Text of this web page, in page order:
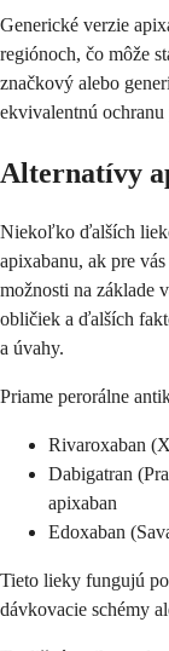
Generické verzie
regiónoch, čo môže
značkový alebo
ekvivalentnú
Alternatívy
Niekoľko ďalších
apixabanu, ak pre
možnosti na základe
obličiek a ďalších
a úvahy.
Priame perorálne
Rivaroxaban
Dabigatran
apixaban
Edoxaban
Tieto lieky fungujú
dávkovacie schémy